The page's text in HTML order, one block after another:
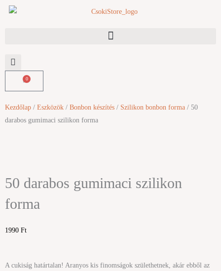
Skip
0
Kosár
Kezdőlap / Eszközök / Bonbon készítés / Szilikon bonbon forma / 50
darabos gumimaci szilikon forma
50 darabos gumimaci szilikon
forma
1990 Ft
A cukiság határtalan! Aranyos kis finomságok születhetnek, akár ebből az